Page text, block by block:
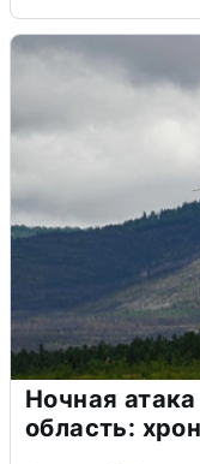
Ночная
область: